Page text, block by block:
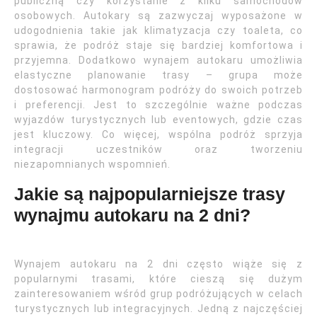
osobowych. Autokary są zazwyczaj wyposażone w
udogodnienia takie jak klimatyzacja czy toaleta, co
sprawia, że podróż staje się bardziej komfortowa i
przyjemna. Dodatkowo wynajem autokaru umożliwia
elastyczne planowanie trasy – grupa może
dostosować harmonogram podróży do swoich potrzeb
i preferencji. Jest to szczególnie ważne podczas
wyjazdów turystycznych lub eventowych, gdzie czas
jest kluczowy. Co więcej, wspólna podróż sprzyja
integracji uczestników oraz tworzeniu
niezapomnianych wspomnień.
Jakie są najpopularniejsze trasy
wynajmu autokaru na 2 dni?
Wynajem autokaru na 2 dni często wiąże się z
popularnymi trasami, które cieszą się dużym
zainteresowaniem wśród grup podróżujących w celach
turystycznych lub integracyjnych. Jedną z najczęściej